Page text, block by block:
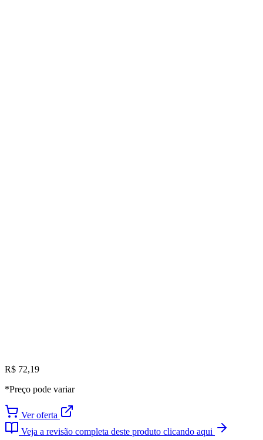
R$ 72,19
*Preço pode variar
Ver oferta
Veja a revisão completa deste produto clicando aqui